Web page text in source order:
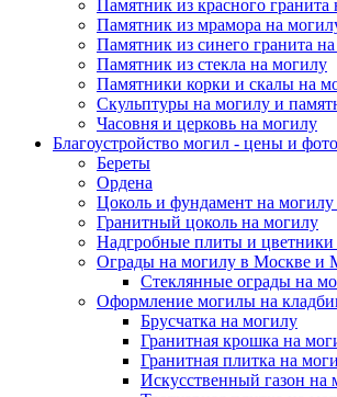
Памятник из красного гранита
Памятник из мрамора на
Памятник из синего гранита
Памятник из стекла на могилу
Памятники корки и скалы на
Скульптуры на могилу и
Часовня и церковь на могилу
Благоустройство могил - цены и фото
Береты
Ордена
Цоколь и фундамент на
Гранитный цоколь на могилу
Надгробные плиты и цветники
Ограды на могилу в Москве
Стеклянные ограды на
Оформление могилы на
Брусчатка на могилу
Гранитная крошка на
Гранитная плитка на
Искусственный газон на